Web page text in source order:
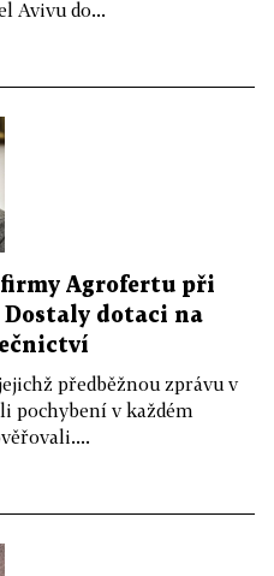
Avivu do...
Agrofertu při
Dostaly dotaci na
předběžnou zprávu v
pochybení v každém